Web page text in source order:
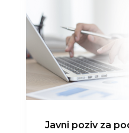
Javni poziv za